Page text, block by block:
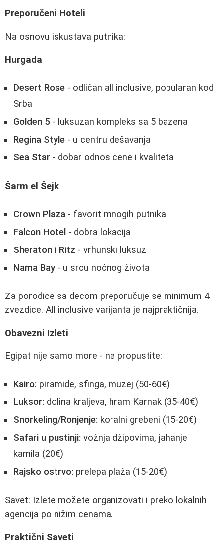
Preporučeni Hoteli
Na osnovu iskustava putnika:
Hurgada
Desert Rose - odličan all inclusive, popularan kod
Srba
Golden 5 - luksuzan kompleks sa 5 bazena
Regina Style - u centru dešavanja
Sea Star - dobar odnos cene i kvaliteta
Šarm el Šejk
Crown Plaza - favorit mnogih putnika
Falcon Hotel - dobra lokacija
Sheraton i Ritz - vrhunski luksuz
Nama Bay - u srcu noćnog života
Za porodice sa decom preporučuje se minimum 4
zvezdice. All inclusive varijanta je najpraktičnija.
Obavezni Izleti
Egipat nije samo more - ne propustite:
Kairo: piramide, sfinga, muzej (50-60€)
Luksor: dolina kraljeva, hram Karnak (35-40€)
Snorkeling/Ronjenje: koralni grebeni (15-20€)
Safari u pustinji: vožnja džipovima, jahanje
kamila (20€)
Rajsko ostrvo: prelepa plaža (15-20€)
Savet: Izlete možete organizovati i preko lokalnih
agencija po nižim cenama.
Praktični Saveti